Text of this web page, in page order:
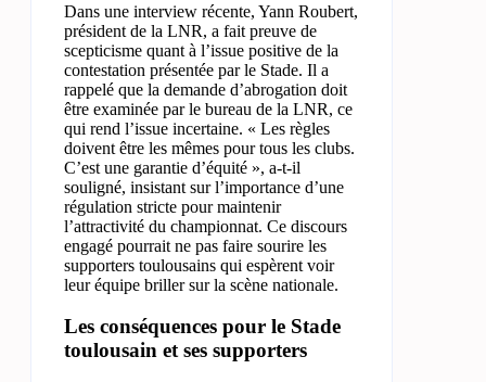
Dans une interview récente, Yann Roubert,
président de la LNR, a fait preuve de
scepticisme quant à l’issue positive de la
contestation présentée par le Stade. Il a
rappelé que la demande d’abrogation doit
être examinée par le bureau de la LNR, ce
qui rend l’issue incertaine. « Les règles
doivent être les mêmes pour tous les clubs.
C’est une garantie d’équité », a-t-il
souligné, insistant sur l’importance d’une
régulation stricte pour maintenir
l’attractivité du championnat. Ce discours
engagé pourrait ne pas faire sourire les
supporters toulousains qui espèrent voir
leur équipe briller sur la scène nationale.
Les conséquences pour le Stade
toulousain et ses supporters